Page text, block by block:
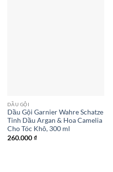
DẦU GỘI
Dầu Gội Garnier Wahre Schatze
Tinh Dầu Argan & Hoa Camelia
Cho Tóc Khô, 300 ml
260.000₫